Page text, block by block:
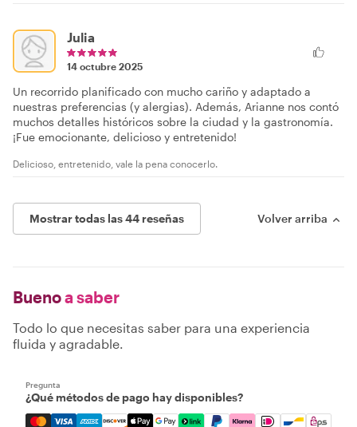
Julia
14 octubre 2025
Un recorrido planificado con mucho cariño y adaptado a
nuestras preferencias (y alergias). Además, Arianne nos contó
muchos detalles históricos sobre la ciudad y la gastronomía.
¡Fue emocionante, delicioso y entretenido!
Delicioso, entretenido, vale la pena conocerlo.
Mostrar todas las 44 reseñas Volver arriba
Buenoa saber
Todo lo que necesitas saber para una experiencia
fluida y agradable.
Pregunta
¿Qué métodos de pago hay disponibles?
Mastercard, Visa, Amex, Discover, Apple Pay, Google